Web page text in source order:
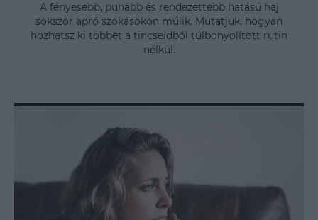
A fényesebb, puhább és rendezettebb hatású haj
sokszor apró szokásokon múlik. Mutatjuk, hogyan
hozhatsz ki többet a tincseidből túlbonyolított rutin
nélkül.